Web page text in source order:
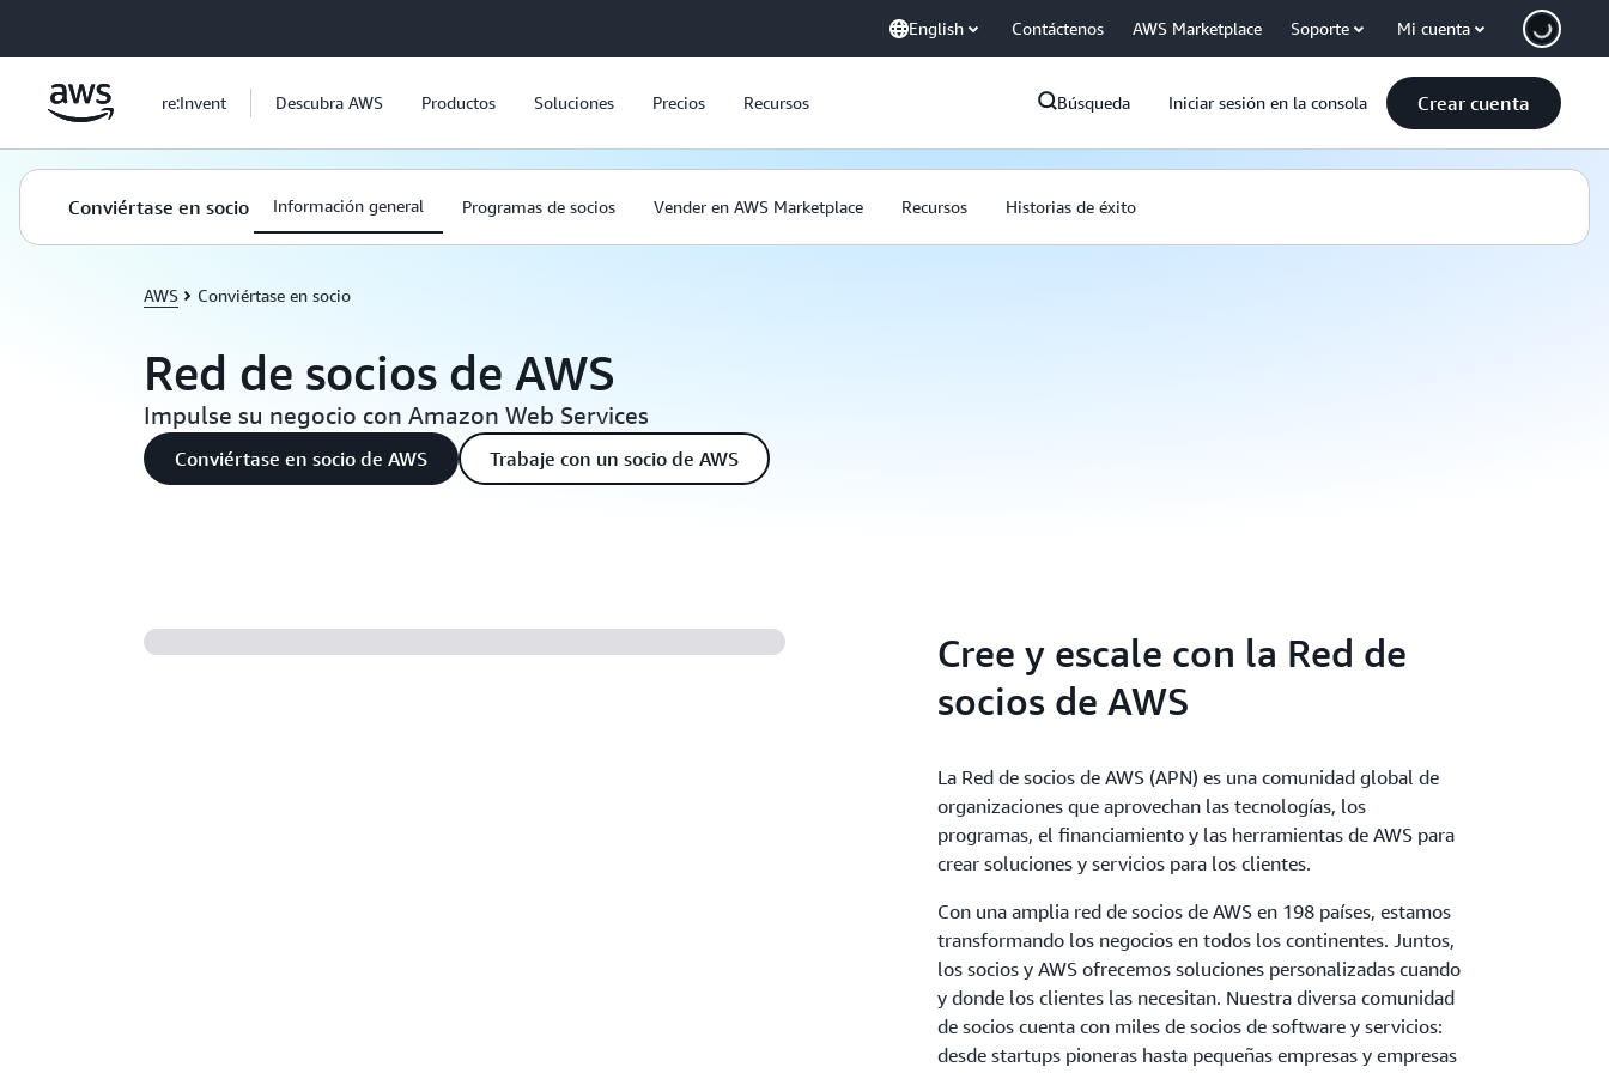
English Contáctenos AWS Marketplace Soporte Mi cuenta
re:Invent Descubra AWS Productos Soluciones Precios Recursos Búsqueda Iniciar sesión en la consola Crear cuenta
Conviértase en socio Información general Programas de socios Vender en AWS Marketplace Recursos Historias de éxito
AWS Conviértase en socio
Red de socios de AWS
Impulse su negocio con Amazon Web Services
Conviértase en socio de AWS Trabaje con un socio de AWS
Cree y escale con la Red de
socios de AWS
La Red de socios de AWS (APN) es una comunidad global de
organizaciones que aprovechan las tecnologías, los
programas, el financiamiento y las herramientas de AWS para
crear soluciones y servicios para los clientes.
Con una amplia red de socios de AWS en 198 países, estamos
transformando los negocios en todos los continentes. Juntos,
los socios y AWS ofrecemos soluciones personalizadas cuando
y donde los clientes las necesitan. Nuestra diversa comunidad
de socios cuenta con miles de socios de software y servicios:
desde startups pioneras hasta pequeñas empresas y empresas